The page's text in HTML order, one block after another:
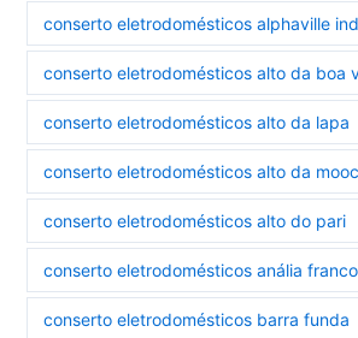
conserto eletrodomésticos alphaville
conserto eletrodomésticos alto da boa
conserto eletrodomésticos alto da lapa
conserto eletrodomésticos alto da
conserto eletrodomésticos alto do pari
conserto eletrodomésticos anália franco
conserto eletrodomésticos barra funda